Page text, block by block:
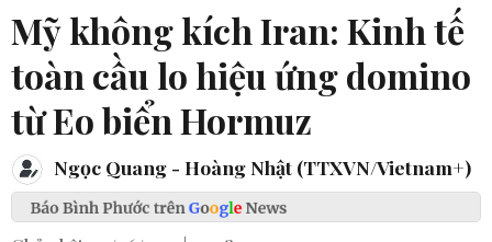
Mỹ không kích Iran: Kinh tế
toàn cầu lo hiệu ứng domino
từ Eo biển Hormuz
Ngọc Quang - Hoàng Nhật (TTXVN/Vietnam+)